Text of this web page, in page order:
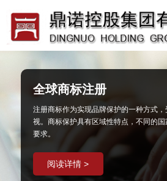
全球商标注册
注册商标作为实现品牌保护的一种方式
视。商标保护具有区域性特点，不同的
要求。
阅读详情 >